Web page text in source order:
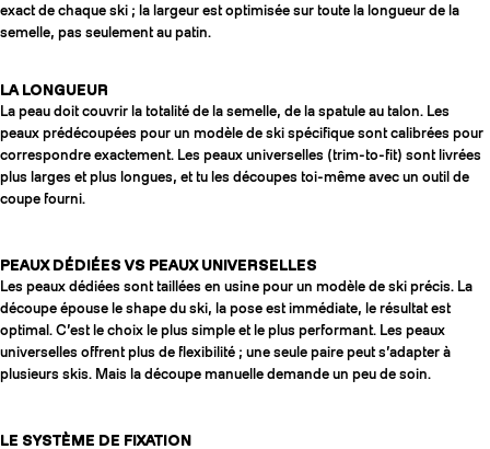
exact de chaque ski ; la largeur est optimisée sur toute la longueur de la
semelle, pas seulement au patin.
LA LONGUEUR
La peau doit couvrir la totalité de la semelle, de la spatule au talon. Les
peaux prédécoupées pour un modèle de ski spécifique sont calibrées pour
correspondre exactement. Les peaux universelles (trim-to-fit) sont livrées
plus larges et plus longues, et tu les découpes toi-même avec un outil de
coupe fourni.
PEAUX DÉDIÉES VS PEAUX UNIVERSELLES
Les peaux dédiées sont taillées en usine pour un modèle de ski précis. La
découpe épouse le shape du ski, la pose est immédiate, le résultat est
optimal. C’est le choix le plus simple et le plus performant. Les peaux
universelles offrent plus de flexibilité ; une seule paire peut s’adapter à
plusieurs skis. Mais la découpe manuelle demande un peu de soin.
LE SYSTÈME DE FIXATION